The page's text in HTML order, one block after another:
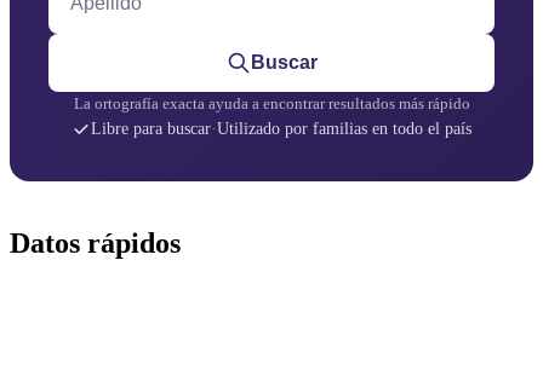
Buscar
La ortografía exacta ayuda a encontrar resultados más rápido
Libre para buscar·Utilizado por familias en todo el país
Datos rápidos